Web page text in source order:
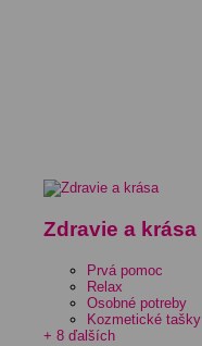
Zdravie a krása
Prvá pomoc
Relax
Osobné potreby
Kozmetické tašky
+ 8 ďalších